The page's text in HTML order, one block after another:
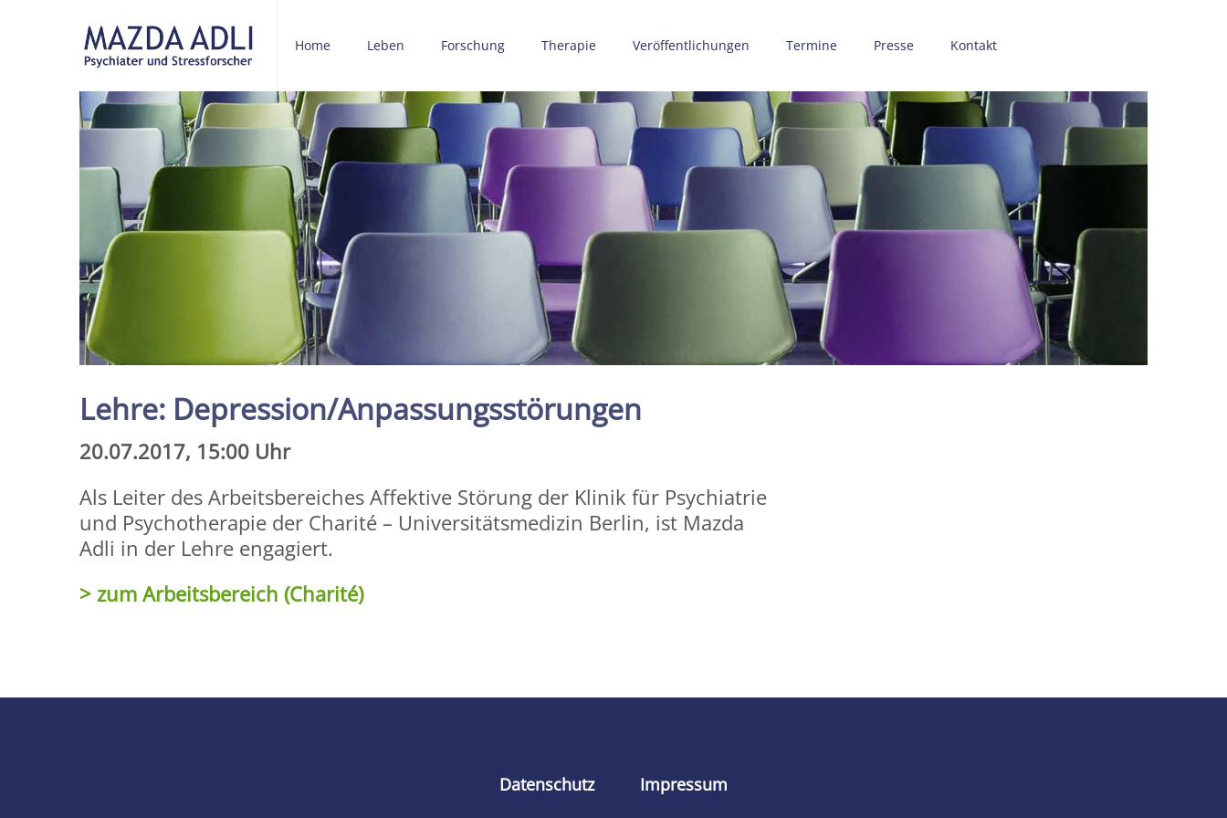
Home Leben Forschung Therapie Veröffentlichungen Termine Presse Kontakt
Lehre: Depression/Anpassungsstörungen
20.07.2017, 15:00 Uhr
Als Leiter des Arbeitsbereiches Affektive Störung der Klinik für Psychiatrie
und Psychotherapie der Charité – Universitätsmedizin Berlin, ist Mazda
Adli in der Lehre engagiert.
> zum Arbeitsbereich (Charité)
Datenschutz Impressum